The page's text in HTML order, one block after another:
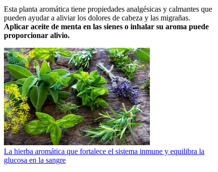
Esta planta aromática tiene propiedades analgésicas y calmantes que
pueden ayudar a aliviar los dolores de cabeza y las migrañas.
Aplicar aceite de menta en las sienes o inhalar su aroma puede
proporcionar alivio.
La hierba aromática que fortalece el sistema inmune y equilibra la
glucosa en la sangre